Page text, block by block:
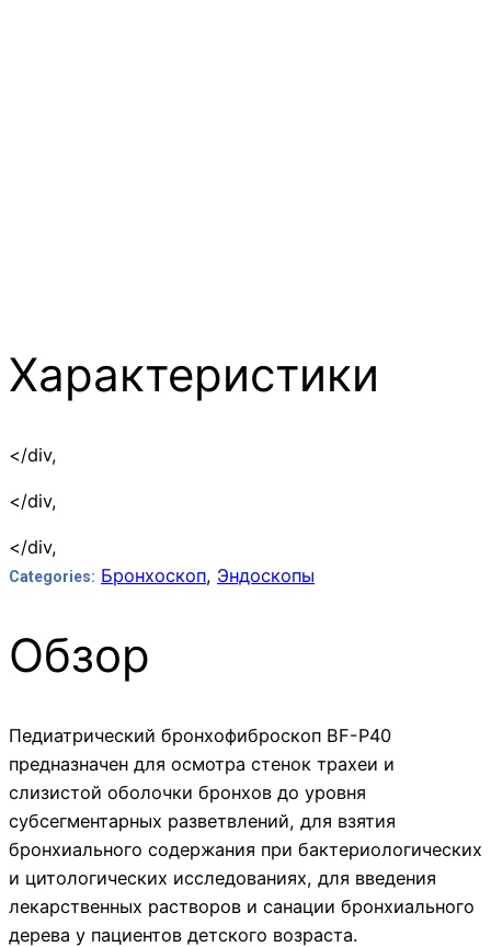
Характеристики
</div,
</div,
</div,
Categories: Бронхоскоп, Эндоскопы
Обзор
Педиатрический бронхофиброскоп BF-Р40
предназначен для осмотра стенок трахеи и
слизистой оболочки бронхов до уровня
субсегментарных разветвлений, для взятия
бронхиального содержания при бактериологических
и цитологических исследованиях, для введения
лекарственных растворов и санации бронхиального
дерева у пациентов детского возраста.